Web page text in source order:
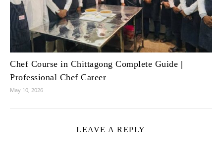
Chef Course in Chittagong Complete Guide |
Professional Chef Career
May 10, 2026
LEAVE A REPLY